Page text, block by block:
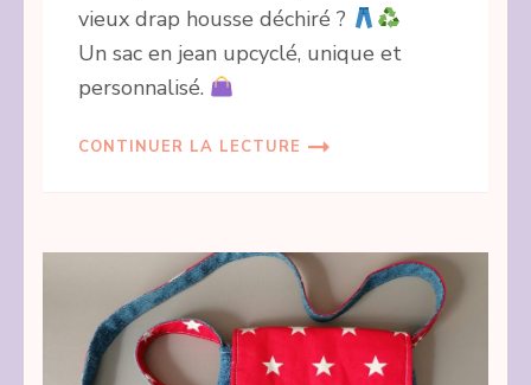
vieux drap housse déchiré ?
Un sac en jean upcyclé, unique et
personnalisé.
CONTINUER LA LECTURE